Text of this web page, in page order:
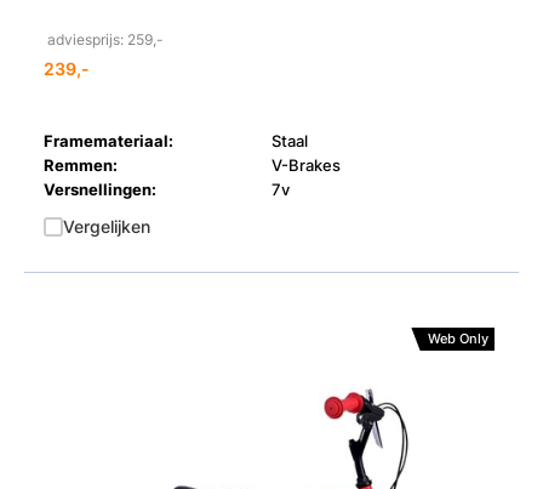
adviesprijs: 259,-
239,-
Framemateriaal:
Staal
Remmen:
V-Brakes
Versnellingen:
7v
Vergelijken
Web Only